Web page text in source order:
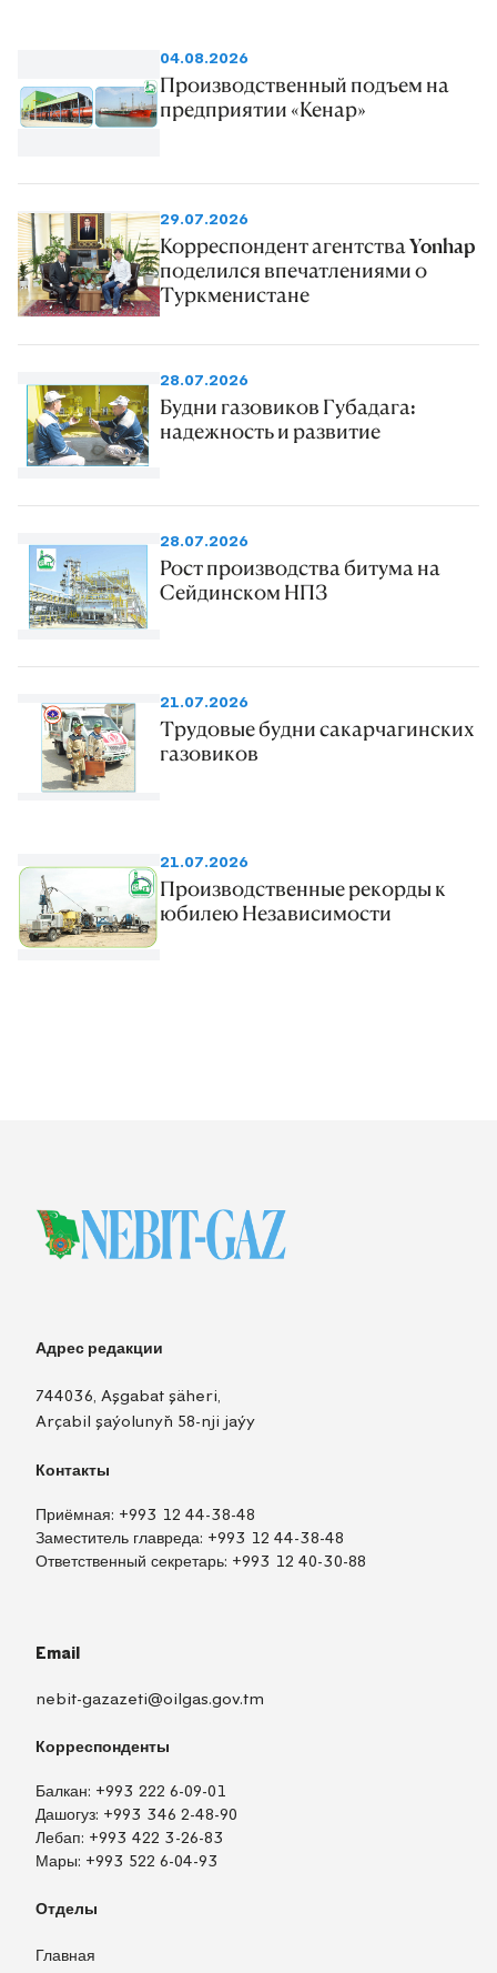
04.08.2026
Производственный подъем на
предприятии «Кенар»
29.07.2026
Корреспондент агентства Yonhap
поделился впечатлениями о
Туркменистане
28.07.2026
Будни газовиков Губадага:
надежность и развитие
28.07.2026
Рост производства битума на
Сейдинском НПЗ
21.07.2026
Трудовые будни сакарчагинских
газовиков
21.07.2026
Производственные рекорды к
юбилею Независимости
Адрес редакции
744036, Aşgabat şäheri,
Arçabil şaýolunyň 58-nji jaýy
Контакты
Приёмная: +993 12 44-38-48
Заместитель главреда: +993 12 44-38-48
Ответственный секретарь: +993 12 40-30-88
Email
nebit-gazazeti@oilgas.gov.tm
Корреспонденты
Балкан: +993 222 6-09-01
Дашогуз: +993 346 2-48-90
Лебап: +993 422 3-26-83
Мары: +993 522 6-04-93
Отделы
Главная